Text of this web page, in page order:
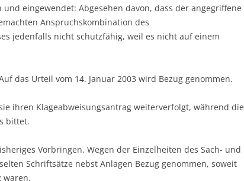
eingewendet: Abgesehen davon, dass der angegriffene
Anspruchskombination des
jedenfalls nicht schutzfähig, weil es nicht auf einem
das Urteil vom 14. Januar 2003 wird Bezug genommen.
ihren Klageabweisungsantrag weiterverfolgt, während die
bittet.
Vorbringen. Wegen der Einzelheiten des Sach- und
Schriftsätze nebst Anlagen Bezug genommen, soweit
waren.